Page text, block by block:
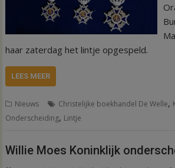
haar zaterdag het lintje opgespeld.
LEES MEER
Nieuws Christelijke boekhandel De Welle,
Onderscheiding, Lintje
Willie Moes Koninklijk